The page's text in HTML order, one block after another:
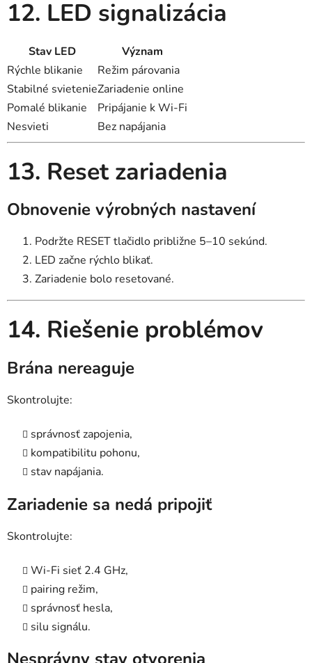
12. LED signalizácia
Stav LED
Význam
Rýchle blikanie
Režim párovania
Stabilné svietenieZariadenie online
Pomalé blikanie
Pripájanie k Wi-Fi
Nesvieti
Bez napájania
13. Reset zariadenia
Obnovenie výrobných nastavení
Podržte RESET tlačidlo približne 5–10 sekúnd.
LED začne rýchlo blikať.
Zariadenie bolo resetované.
14. Riešenie problémov
Brána nereaguje
Skontrolujte:
správnosť zapojenia,
kompatibilitu pohonu,
stav napájania.
Zariadenie sa nedá pripojiť
Skontrolujte:
Wi-Fi sieť 2.4 GHz,
pairing režim,
správnosť hesla,
silu signálu.